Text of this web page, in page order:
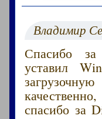
Владимир
Спасибо
уставил
спасибо за